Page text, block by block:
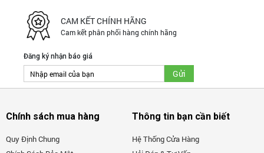
CAM KẾT CHÍNH HÃNG
Cam kết phân phối hàng chính hãng
Đăng ký nhận báo giá
Chính sách mua hàng
Quy Định Chung
Thông tin bạn cần biết
Hệ Thống Cửa Hàng